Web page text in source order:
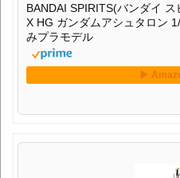
BANDAI SPIRITS(バンダイ
X HG ガンダムアシュタロン
みプラモデル